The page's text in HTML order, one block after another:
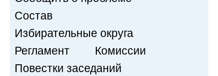
Состав
Избирательные округа
Регламент
Комиссии
Повестки заседаний